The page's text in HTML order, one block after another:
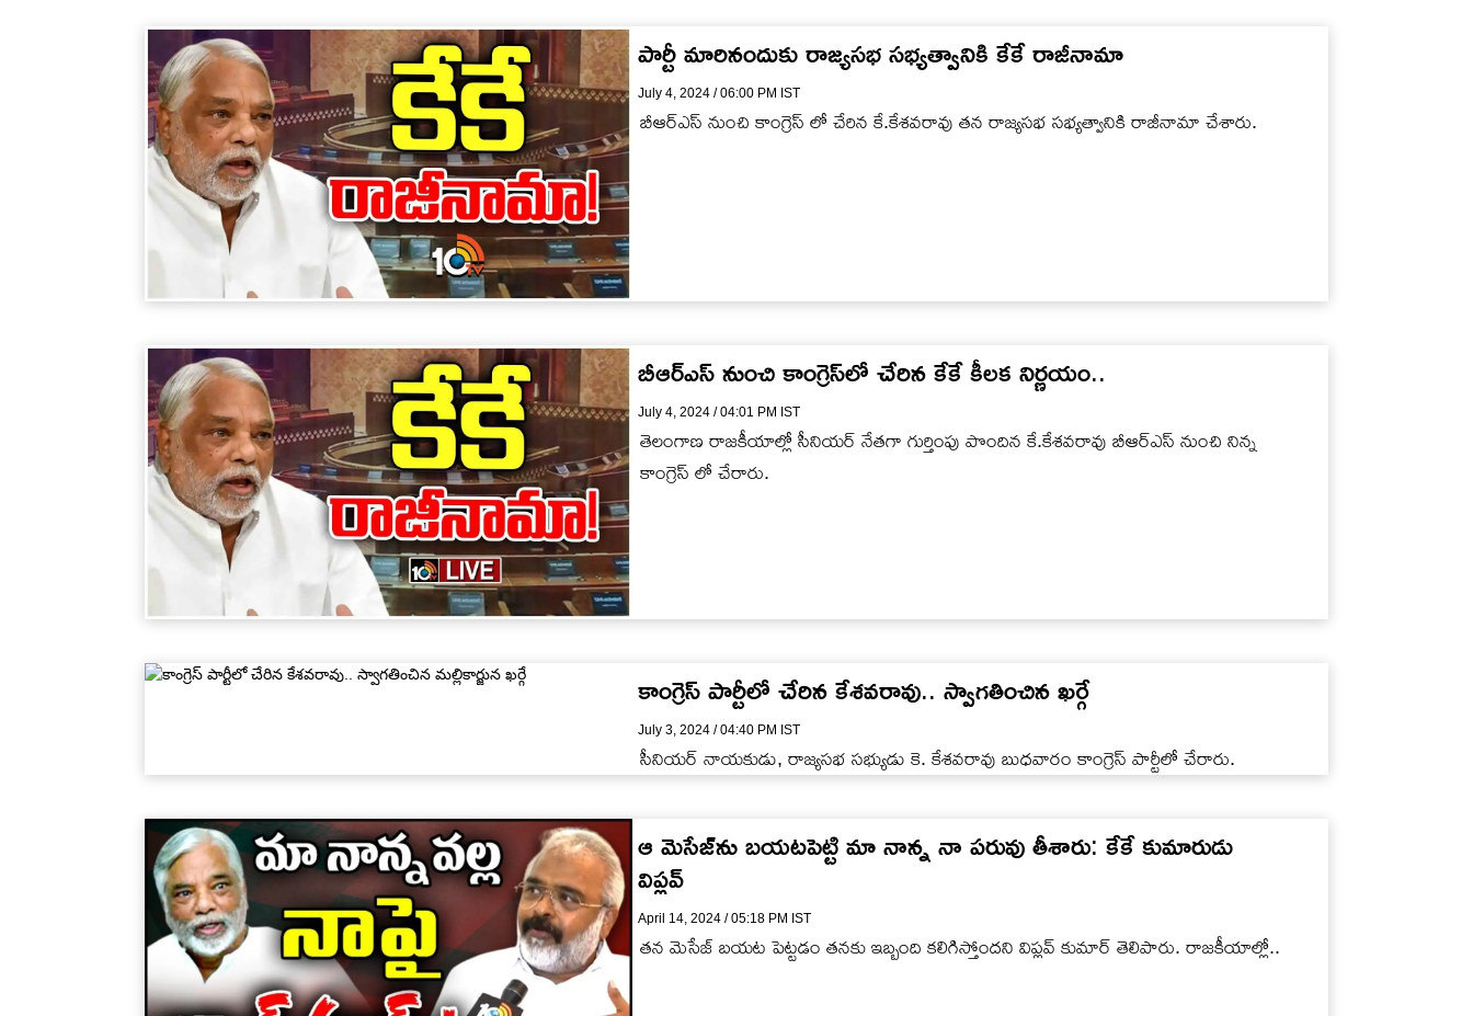
పార్టీ మారినందుకు రాజ్యసభ సభ్యత్వానికి కేకే రాజీనామా
July 4, 2024 / 06:00 PM IST
బీఆర్ఎస్ నుంచి కాంగ్రెస్ లో చేరిన కే.కేశవరావు తన రాజ్యసభ సభ్యత్వానికి రాజీనామా చేశారు.
బీఆర్ఎస్ నుంచి కాంగ్రెస్‌లో చేరిన కేకే కీలక నిర్ణయం..
July 4, 2024 / 04:01 PM IST
తెలంగాణ రాజకీయాల్లో సీనియర్ నేతగా గుర్తింపు పొందిన కే.కేశవరావు బీఆర్ఎస్ నుంచి నిన్న
కాంగ్రెస్ లో చేరారు.
కాంగ్రెస్ పార్టీలో చేరిన కేశవరావు.. స్వాగతించిన ఖర్గే
July 3, 2024 / 04:40 PM IST
సీనియర్ నాయకుడు, రాజ్యసభ సభ్యుడు కె. కేశవరావు బుధవారం కాంగ్రెస్ పార్టీలో చేరారు.
ఆ మెసేజ్‌ను బయటపెట్టి మా నాన్న నా పరువు తీశారు: కేకే కుమారుడు
విప్లవ్
April 14, 2024 / 05:18 PM IST
తన మెసేజ్ బయట పెట్టడం తనకు ఇబ్బంది కలిగిస్తోందని విప్లవ్ కుమార్ తెలిపారు. రాజకీయాల్లో..